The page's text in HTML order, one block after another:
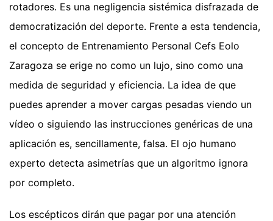
rotadores. Es una negligencia sistémica disfrazada de
democratización del deporte. Frente a esta tendencia,
el concepto de Entrenamiento Personal Cefs Eolo
Zaragoza se erige no como un lujo, sino como una
medida de seguridad y eficiencia. La idea de que
puedes aprender a mover cargas pesadas viendo un
vídeo o siguiendo las instrucciones genéricas de una
aplicación es, sencillamente, falsa. El ojo humano
experto detecta asimetrías que un algoritmo ignora
por completo.
Los escépticos dirán que pagar por una atención